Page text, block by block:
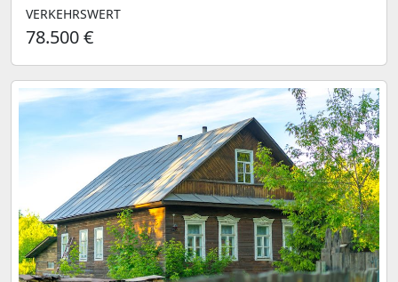
VERKEHRSWERT
78.500 €